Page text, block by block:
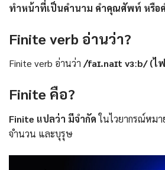
ทำหน้าที่เป็นคำนาม คำคุณศัพท์ หรือ
Finite verb อ่านว่า?
Finite verb อ่านว่า /ˈfaɪ.naɪt vɜːb/ (
Finite คือ?
Finite แปลว่า มีจำกัดในไวยากรณ์หม
จำนวน และบุรุษ